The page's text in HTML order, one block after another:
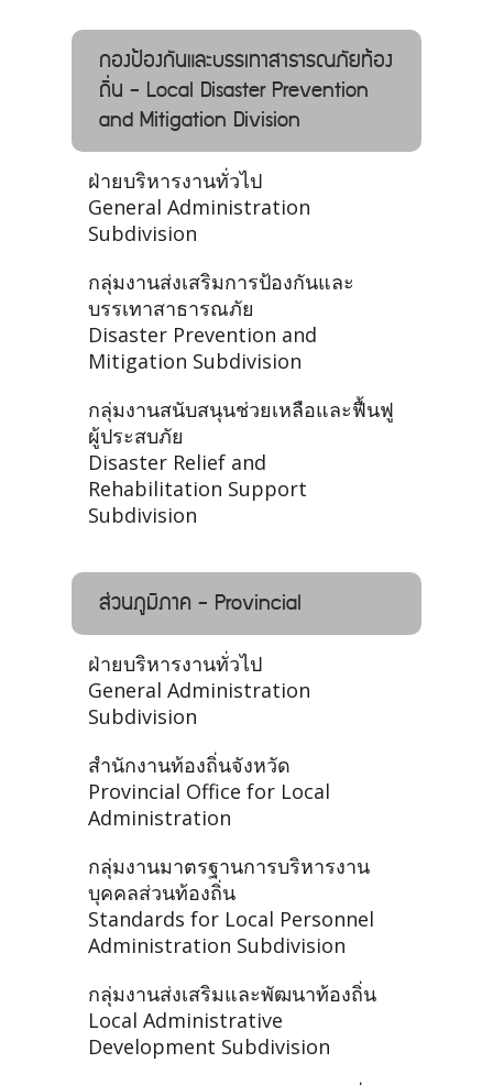
กองป้องกันและบรรเทาสาธารณภัยท้อง
ถิ่น - Local Disaster Prevention
and Mitigation Division
ฝ่ายบริหารงานทั่วไป
General Administration
Subdivision
กลุ่มงานส่งเสริมการป้องกันและ
บรรเทาสาธารณภัย
Disaster Prevention and
Mitigation Subdivision
กลุ่มงานสนับสนุนช่วยเหลือและฟื้นฟู
ผู้ประสบภัย
Disaster Relief and
Rehabilitation Support
Subdivision
ส่วนภูมิภาค - Provincial
ฝ่ายบริหารงานทั่วไป
General Administration
Subdivision
สำนักงานท้องถิ่นจังหวัด
Provincial Office for Local
Administration
กลุ่มงานมาตรฐานการบริหารงาน
บุคคลส่วนท้องถิ่น
Standards for Local Personnel
Administration Subdivision
กลุ่มงานส่งเสริมและพัฒนาท้องถิ่น
Local Administrative
Development Subdivision